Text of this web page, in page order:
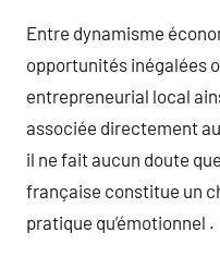
Entre dynamisme
opportunités inégalées
entrepreneurial local
associée directement
il ne fait aucun doute
française constitue un
pratique qu’émotionnel .